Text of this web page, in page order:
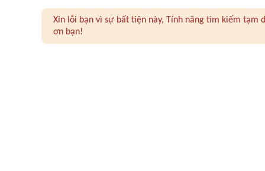
Xin lỗi bạn vì sự bất tiện này, Tính năng tìm kiếm
ơn bạn!